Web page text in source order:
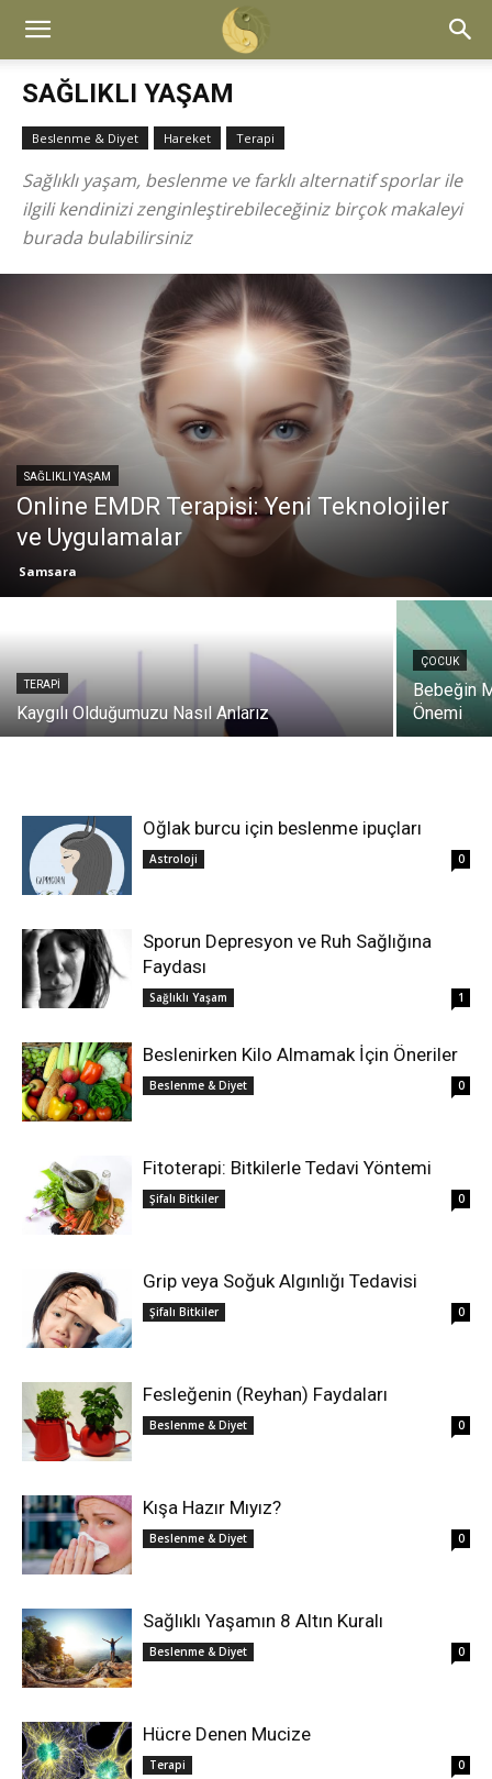
SAĞLIKLI YAŞAM
Beslenme & Diyet Hareket Terapi
Sağlıklı yaşam, beslenme ve farklı alternatif sporlar ile
ilgili kendinizi zenginleştirebileceğiniz birçok makaleyi
burada bulabilirsiniz
SAĞLIKLI YAŞAM
Online EMDR Terapisi: Yeni Teknolojiler
ve Uygulamalar
Samsara
TERAPI
Kaygılı Olduğumuzu Nasıl Anlarız
ÇOCUK
Bebeğin
Önemi
Oğlak burcu için beslenme ipuçları
Astroloji 0
Sporun Depresyon ve Ruh Sağlığına
Faydası
Sağlıklı Yaşam 1
Beslenirken Kilo Almamak İçin Öneriler
Beslenme & Diyet 0
Fitoterapi: Bitkilerle Tedavi Yöntemi
Şifalı Bitkiler 0
Grip veya Soğuk Algınlığı Tedavisi
Şifalı Bitkiler 0
Fesleğenin (Reyhan) Faydaları
Beslenme & Diyet 0
Kışa Hazır Mıyız?
Beslenme & Diyet 0
Sağlıklı Yaşamın 8 Altın Kuralı
Beslenme & Diyet 0
Hücre Denen Mucize
Terapi 0